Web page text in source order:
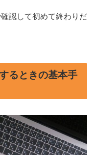
認して初めて終わりだ
るときの基本手